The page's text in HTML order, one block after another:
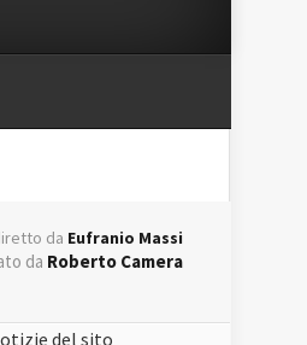
da Eufranio Massi
da Roberto Camera
del sito